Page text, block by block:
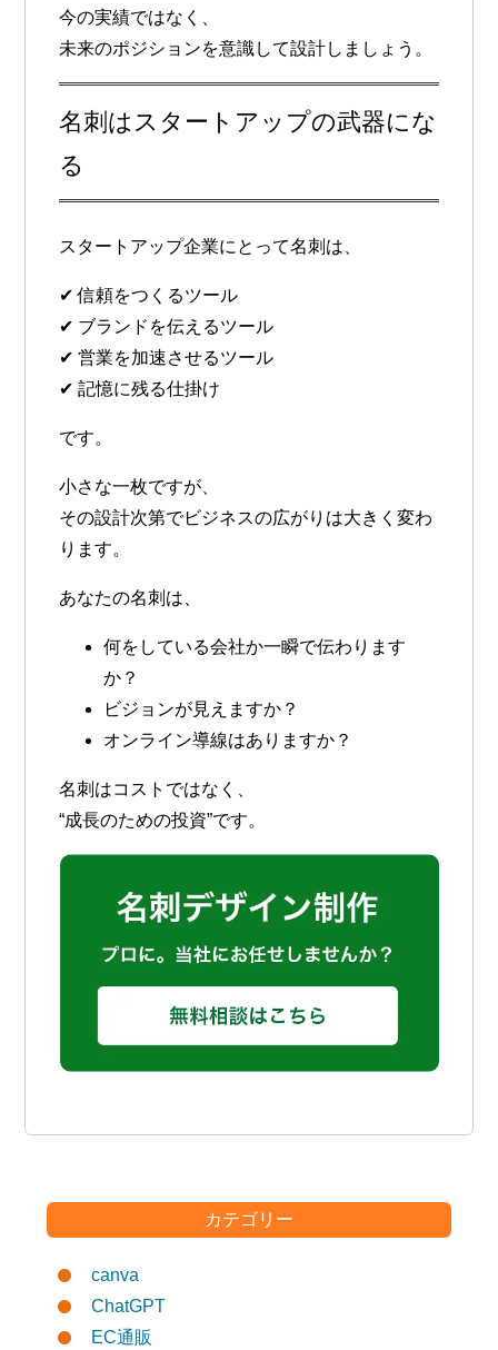
今の実績ではなく、
未来のポジションを意識して設計しましょう。
名刺はスタートアップの武器にな
る
スタートアップ企業にとって名刺は、
✔ 信頼をつくるツール
✔ ブランドを伝えるツール
✔ 営業を加速させるツール
✔ 記憶に残る仕掛け
です。
小さな一枚ですが、
その設計次第でビジネスの広がりは大きく変わ
ります。
あなたの名刺は、
何をしている会社か一瞬で伝わります
か？
ビジョンが見えますか？
オンライン導線はありますか？
名刺はコストではなく、
“成長のための投資”です。
カテゴリー
canva
ChatGPT
EC通販